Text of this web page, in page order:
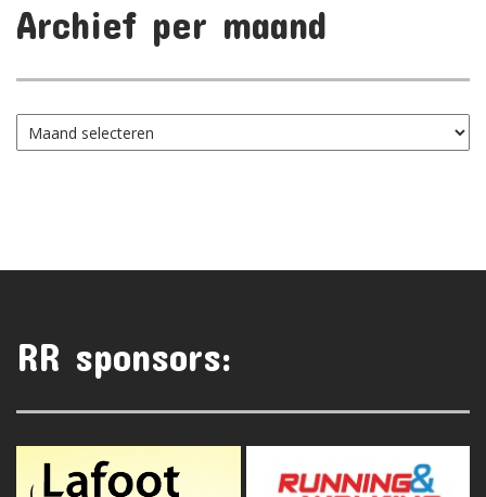
Archief per maand
Archief
per
RR sponsors: